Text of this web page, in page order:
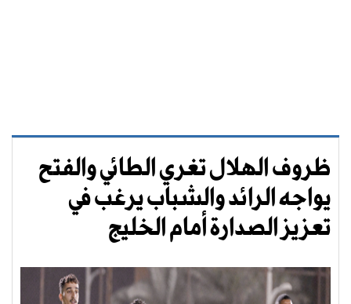
ظروف الهلال تغري الطائي والفتح
يواجه الرائد والشباب يرغب في
تعزيز الصدارة أمام الخليج